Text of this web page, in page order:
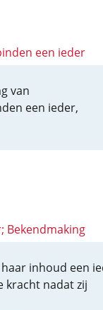
een ieder
van
een ieder,
Bekendmaking
inhoud een
kracht nadat zij